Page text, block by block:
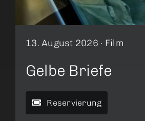
13. August 2026 · Film
Gelbe Briefe
Reservierung